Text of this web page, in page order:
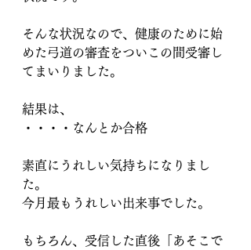
そんな状況なので、健康のために始
めた弓道の審査をついこの間受審し
てまいりました。
結果は、
・・・・なんとか合格
素直にうれしい気持ちになりまし
た。
今月最もうれしい出来事でした。
もちろん、受信した直後「あそこで